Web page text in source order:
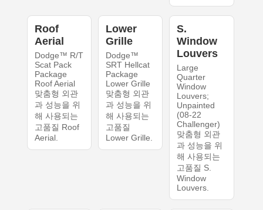
Roof
Aerial
Dodge™ R/T
Scat Pack
Package
Roof Aerial
맞춤형 외관
과 성능을 위
해 사용되는
고품질 Roof
Aerial.
Lower
Grille
Dodge™
SRT Hellcat
Package
Lower Grille
맞춤형 외관
과 성능을 위
해 사용되는
고품질
Lower Grille.
S.
Window
Louvers
Large
Quarter
Window
Louvers;
Unpainted
(08-22
Challenger)
맞춤형 외관
과 성능을 위
해 사용되는
고품질 S.
Window
Louvers.